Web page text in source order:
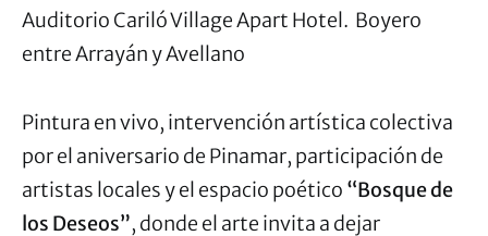
Auditorio Cariló Village Apart Hotel. Boyero
entre Arrayán y Avellano
Pintura en vivo, intervención artística colectiva
por el aniversario de Pinamar, participación de
artistas locales y el espacio poético “Bosque de
los Deseos”, donde el arte invita a dejar